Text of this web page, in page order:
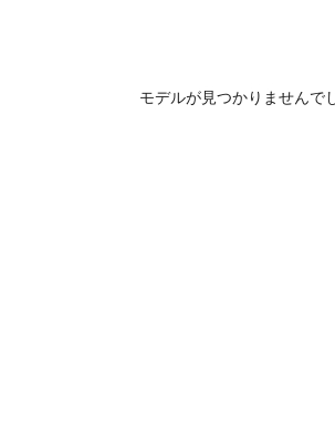
モデルが見つかりませんで